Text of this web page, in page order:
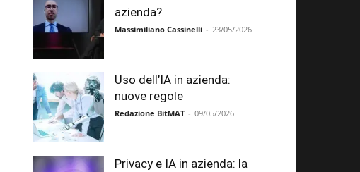
azienda?
Massimiliano Cassinelli - 23/05/2026
Uso dell’IA in azienda:
nuove regole
Redazione BitMAT - 09/05/2026
Privacy e IA in azienda: la